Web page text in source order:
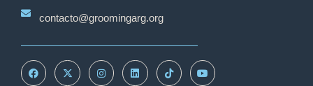
contacto@groomingarg.org